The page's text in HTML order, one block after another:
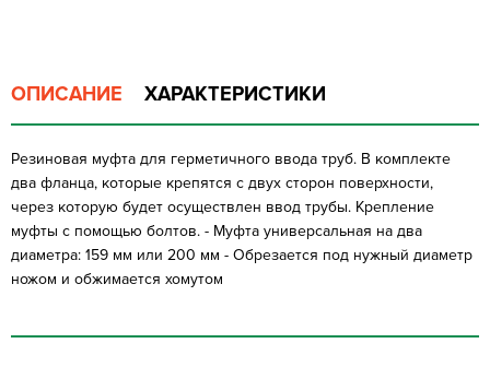
ОПИСАНИЕ ХАРАКТЕРИСТИКИ
Резиновая муфта для герметичного ввода труб. В комплекте
два фланца, которые крепятся с двух сторон поверхности,
через которую будет осуществлен ввод трубы. Крепление
муфты с помощью болтов. - Муфта универсальная на два
диаметра: 159 мм или 200 мм - Обрезается под нужный диаметр
ножом и обжимается хомутом